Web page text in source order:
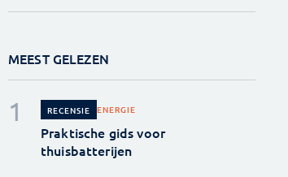
MEEST GELEZEN
RECENSIE ENERGIE
Praktische gids voor
thuisbatterijen